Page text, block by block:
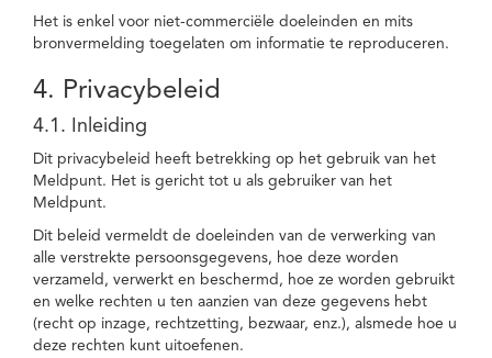
Het is enkel voor niet-commerciële doeleinden en mits
bronvermelding toegelaten om informatie te reproduceren.
4. Privacybeleid
4.1. Inleiding
Dit privacybeleid heeft betrekking op het gebruik van het
Meldpunt. Het is gericht tot u als gebruiker van het
Meldpunt.
Dit beleid vermeldt de doeleinden van de verwerking van
alle verstrekte persoonsgegevens, hoe deze worden
verzameld, verwerkt en beschermd, hoe ze worden gebruikt
en welke rechten u ten aanzien van deze gegevens hebt
(recht op inzage, rechtzetting, bezwaar, enz.), alsmede hoe u
deze rechten kunt uitoefenen.